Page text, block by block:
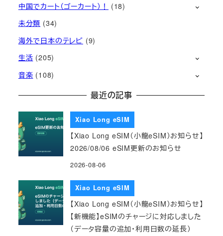
中国でカート（ゴーカート）！
(18)
未分類 (34)
海外で日本のテレビ (9)
生活 (205)
音楽 (108)
最近の記事
Xiao Long eSIM
【Xiao Long eSIM（小龍eSIM）お知らせ】
2026/08/06 eSIM更新のお知らせ
2026-08-06
Xiao Long eSIM
【Xiao Long eSIM（小龍eSIM）お知らせ】
【新機能】eSIMのチャージに対応しました
（データ容量の追加・利用日数の延長）